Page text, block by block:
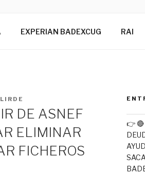
EXPERIAN BADEXCUG RAI
DE ASNEF
ELIMINAR
FICHEROS
👉